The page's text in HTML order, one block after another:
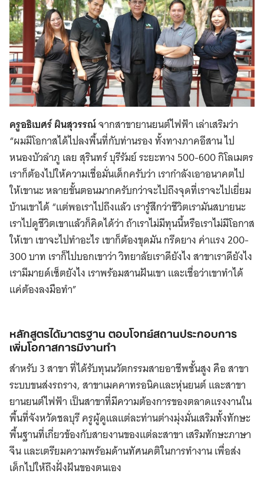
ครูอธิเบศร์ ผินสุวรรณ์จากสาขายานยนต์ไฟฟ้า เล่าเสริมว่า
“ผมมีโอกาสได้ไปลงพื้นที่กับท่านรอง ทั้งทางภาคอีสาน ไป
หนองบัวลำภู เลย สุรินทร์ บุรีรัมย์ ระยะทาง 500-600 กิโลเมตร
เราก็ต้องไปให้ความเชื่อมั่นเด็กครับว่า เรากำลังเอาอนาคตไป
ให้เขานะ หลายขั้นตอนมากครับกว่าจะไปถึงจุดที่เราจะไปเยี่ยม
บ้านเขาได้ “แต่พอเราไปถึงแล้ว เรารู้สึกว่าชีวิตเรามันสบายนะ
เราไปดูชีวิตเขาแล้วก็คิดได้ว่าถ้าเราไม่มีทุนนี้หรือเราไม่มีโอกาส
ให้เขา เขาจะไปทำอะไร เขาก็ต้องขุดมัน กรีดยาง ค่าแรง 200-
300 บาท เราก็ไปบอกเขาว่า วิทยาลัยเราดียังไง สาขาเราดียังไง
เรามีมายด์เซ็ตยังไง เราพร้อมสานฝันเขา และเชื่อว่าเขาทำได้
แค่ต้องลงมือทำ”
หลักสูตรได้มาตรฐาน ตอบโจทย์สถานประกอบการ
เพิ่มโอกาสการมีงานทำ
สำหรับ 3 สาขา ที่ได้รับทุนนวัตกรรมสายอาชีพชั้นสูง คือ สาขา
ระบบขนส่งรถราง, สาขาเมคคาทรอนิคและหุ่นยนต์ และสาขา
ยานยนต์ไฟฟ้า เป็นสาขาที่มีความต้องการของตลาดแรงงานใน
พื้นที่จังหวัดชลบุรี ครูผู้ดูแลแต่ละท่านต่างมุ่งมั่นเสริมทั้งทักษะ
พื้นฐานที่เกี่ยวข้องกับสายงานของแต่ละสาขา เสริมทักษะภาษา
จีน และเตรียมความพร้อมด้านทัศนคติในการทำงาน เพื่อส่ง
เด็กไปให้ถึงฝั่งฝันของตนเอง